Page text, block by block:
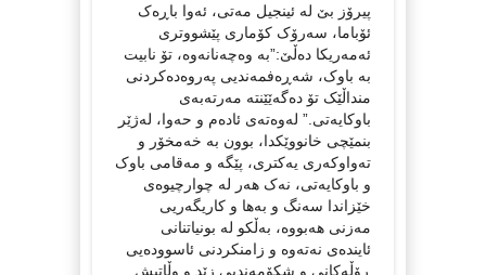
پیرۆز بێ لە ئینجیل مەتی، ئەوا باڕەک
ئۆباما، سەرۆک کۆماری پێشووتری
ئەمەریکا دەڵێ:”بە وەچەنانەوە، تۆ نابیت
بە باوک، شەڕەفمەندیی پەروەدەکردنی
منداڵێک تۆ دەگەێێنتە مەرتەبەی
باوکایەتی.” لەوەتەی ئادەم و حەوا، لەژێر
بنمێچی خانووێکدا، بوون بە خەمخۆر و
تەواوکەری یەکتری، پێگە و مەقامی باوک
و باوکایەتی، نەک هەر لە چوارچیوەی
خێزاندا سەنگ و بەها و کاریگەریی
مەزنی هەبووە، بەڵکو لە بونیاتنانی
ئایندەی نەتەوە و زامنکردنی ئاسوودەیی
ڕۆڵەکانی و شکۆمەندیی زێد و وڵاتیش